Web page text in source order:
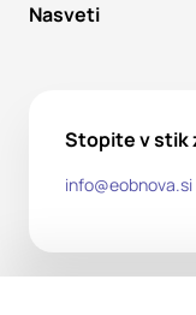
Nasveti
Stopite v stik
info@eobnova.si